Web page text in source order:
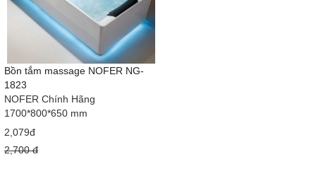
Bồn tắm massage NOFER NG-
1823
NOFER Chính Hãng
1700*800*650 mm
2,079đ
2,700 đ